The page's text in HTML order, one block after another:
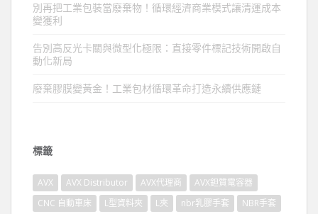
別再把工業包裝當廢棄物！循環經濟商業模式讓清運成本
變獲利
告別高反光卡關與微型化極限：直接零件標記技術開啟自
動化新局
廢棄膠膜變黃金！工業包材循環革命打造永續供應鏈
標籤
AVX AVX Distributor AVX代理商
AVX鉭質電容器
CNC 自動車床
L型資料夾 L夾 nbr乳膠手套
NBR手套